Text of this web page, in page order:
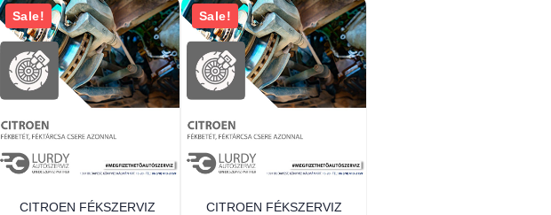
Sale!
CITROEN FÉKSZERVIZ
Sale!
CITROEN FÉKSZERVIZ